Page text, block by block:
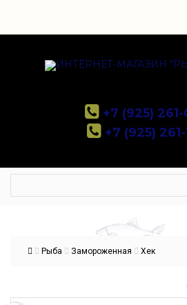
+7 (925)
+7 (925) 261-
Рыба Замороженная Хек